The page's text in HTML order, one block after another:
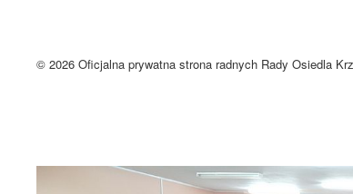
© 2026 Oficjalna prywatna strona radnych Rady Osiedla